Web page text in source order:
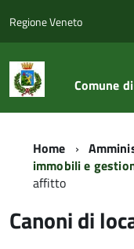
Regione Veneto
Comune
Home
immobili e
affitto
Canoni di